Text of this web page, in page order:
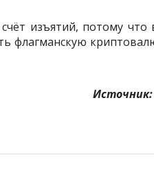
изъятий, потому что
флагманскую
Источник: